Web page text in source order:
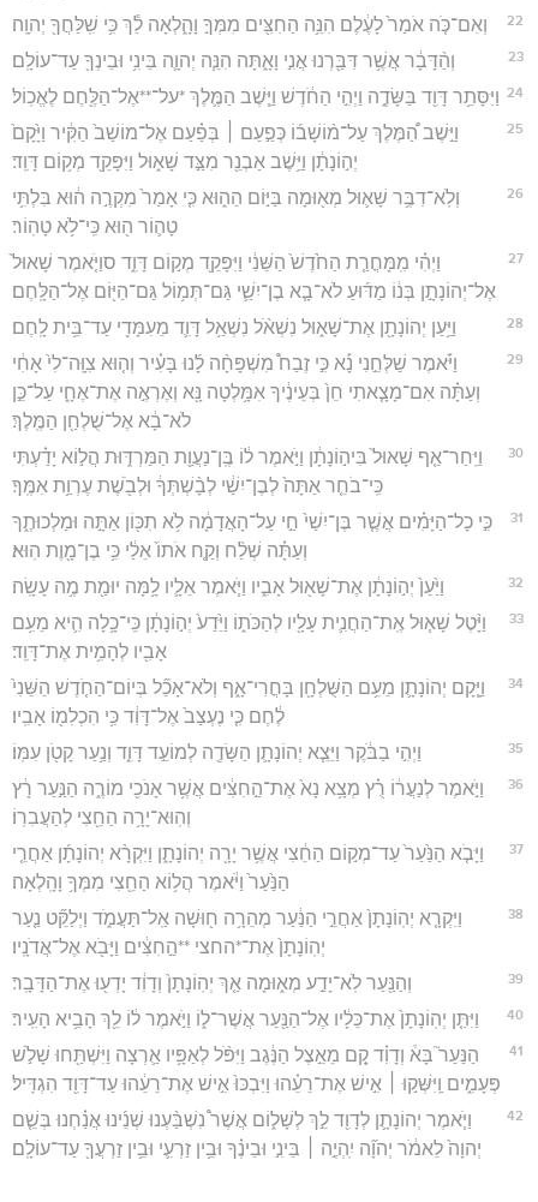
22 וְאִם־כֹּ֤ה אֹמַר֙ לָעֶ֔לֶם הִנֵּ֥ה הַחִצִּ֖ים מִמְּךָ֣ וָהָ֑לְאָה לֵ֕ךְ כִּ֥י שִֽׁלַּחֲךָ֖ יְהוָֽה׃
23 וְהַ֨דָּבָ֔ר אֲשֶׁ֥ר דִּבַּ֖רְנוּ אֲנִ֣י וָאָ֑תָּה הִנֵּ֧ה יְהוָ֛ה בֵּינִ֥י וּבֵינְךָ֖ עַד־עוֹלָֽם׃
24 וַיִּסָּתֵ֥ר דָּוִ֖ד בַּשָּׂדֶ֑ה וַיְהִ֣י הַחֹ֔דֶשׁ וַיֵּ֧שֶׁב הַמֶּ֛לֶךְ *על־**אֶל־הַלֶּ֖חֶם לֶאֱכֽוֹל׃
25
וַיֵּ֣שֶׁב הַ֠מֶּלֶךְ עַל־מ֨וֹשָׁב֜וֹ כְּפַ֣עַם ׀ בְּפַ֗עַם אֶל־מוֹשַׁב֙ הַקִּ֔יר וַיָּ֙קָם֙
יְה֣וֹנָתָ֔ן וַיֵּ֥שֶׁב אַבְנֵ֖ר מִצַּ֣ד שָׁא֑וּל וַיִּפָּקֵ֖ד מְק֥וֹם דָּוִֽד׃
26
וְלֹֽא־דִבֶּ֥ר שָׁא֛וּל מְא֖וּמָה בַּיּ֣וֹם הַה֑וּא כִּ֤י אָמַר֙ מִקְרֶ֣ה ה֔וּא בִּלְתִּ֥י
טָה֛וֹר ה֖וּא כִּֽי־לֹ֥א טָהֽוֹר׃
27
וַיְהִ֗י מִֽמָּחֳרַ֤ת הַחֹ֙דֶשׁ֙ הַשֵּׁנִ֔י וַיִּפָּקֵ֖ד מְק֣וֹם דָּוִ֑ד סוַיֹּ֤אמֶר שָׁאוּל֙
אֶל־יְהוֹנָתָ֣ן בְּנ֔וֹ מַדּ֜וּעַ לֹא־בָ֧א בֶן־יִשַׁ֛י גַּם־תְּמ֥וֹל גַּם־הַיּ֖וֹם אֶל־הַלָּֽחֶם׃
28 וַיַּ֥עַן יְהוֹנָתָ֖ן אֶת־שָׁא֑וּל נִשְׁאֹ֨ל נִשְׁאַ֥ל דָּוִ֛ד מֵעִמָּדִ֖י עַד־בֵּ֥ית לָֽחֶם׃
29
וַיֹּ֡אמֶר שַׁלְּחֵ֣נִי נָ֡א כִּ֣י זֶבַח֩ מִשְׁפָּחָ֨ה לָ֜נוּ בָּעִ֗יר וְה֤וּא צִוָּֽה־לִי֙ אָחִ֔י
וְעַתָּ֗ה אִם־מָצָ֤אתִי חֵן֙ בְּעֵינֶ֔יךָ אִמָּ֥לְטָה נָּ֖א וְאֶרְאֶ֣ה אֶת־אֶחָ֑י עַל־כֵּ֣ן
לֹא־בָ֔א אֶל־שֻׁלְחַ֖ן הַמֶּֽלֶךְ׃
30
וַיִּֽחַר־אַ֤ף שָׁאוּל֙ בִּיה֣וֹנָתָ֔ן וַיֹּ֣אמֶר ל֔וֹ בֶּֽן־נַעֲוַ֖ת הַמַּרְדּ֑וּת הֲל֣וֹא יָדַ֗עְתִּי
כִּֽי־בֹחֵ֤ר אַתָּה֙ לְבֶן־יִשַׁ֔י לְבָ֨שְׁתְּךָ֔ וּלְבֹ֖שֶׁת עֶרְוַ֥ת אִמֶּֽךָ׃
31
כִּ֣י כָל־הַיָּמִ֗ים אֲשֶׁ֤ר בֶּן־יִשַׁי֙ חַ֣י עַל־הָאֲדָמָ֔ה לֹ֥א תִכּ֖וֹן אַתָּ֣ה וּמַלְכוּתֶ֑ךָ
וְעַתָּ֗ה שְׁלַ֨ח וְקַ֤ח אֹתוֹ֙ אֵלַ֔י כִּ֥י בֶן־מָ֖וֶת הֽוּא׃
32 וַיַּ֙עַן֙ יְה֣וֹנָתָ֔ן אֶת־שָׁא֖וּל אָבִ֑יו וַיֹּ֧אמֶר אֵלָ֛יו לָ֥מָּה יוּמַ֖ת מֶ֥ה עָשָֽׂה׃
33
וַיָּ֨טֶל שָׁא֧וּל אֶֽת־הַחֲנִ֛ית עָלָ֖יו לְהַכֹּת֑וֹ וַיֵּ֙דַע֙ יְה֣וֹנָתָ֔ן כִּֽי־כָ֥לָה הִ֛יא מֵעִ֥ם
אָבִ֖יו לְהָמִ֥ית אֶת־דָּוִֽד׃
34
וַיָּ֧קָם יְהוֹנָתָ֛ן מֵעִ֥ם הַשֻּׁלְחָ֖ן בָּחֳרִי־אָ֑ף וְלֹא־אָכַ֞ל בְּיוֹם־הַחֹ֤דֶשׁ הַשֵּׁנִי֙
לֶ֔חֶם כִּ֤י נֶעְצַב֙ אֶל־דָּוִ֔ד כִּ֥י הִכְלִמ֖וֹ אָבִֽיו׃
35 וַיְהִ֣י בַבֹּ֔קֶר וַיֵּצֵ֧א יְהוֹנָתָ֛ן הַשָּׂדֶ֖ה לְמוֹעֵ֣ד דָּוִ֑ד וְנַ֥עַר קָטֹ֖ן עִמּֽוֹ׃
36
וַיֹּ֣אמֶר לְנַעֲר֔וֹ רֻ֗ץ מְצָ֥א נָא֙ אֶת־הַ֣חִצִּ֔ים אֲשֶׁ֥ר אָנֹכִ֖י מוֹרֶ֑ה הַנַּ֣עַר רָ֔ץ
וְהֽוּא־יָרָ֥ה הַחֵ֖צִי לְהַעֲבִרֽוֹ׃
37
וַיָּבֹ֤א הַנַּ֙עַר֙ עַד־מְק֣וֹם הַחֵ֔צִי אֲשֶׁ֥ר יָרָ֖ה יְהוֹנָתָ֑ן וַיִּקְרָ֨א יְהוֹנָתָ֜ן אַחֲרֵ֤י
הַנַּ֙עַר֙ וַיֹּ֔אמֶר הֲל֥וֹא הַחֵ֖צִי מִמְּךָ֥ וָהָֽלְאָה׃
38
וַיִּקְרָ֤א יְהֽוֹנָתָן֙ אַחֲרֵ֣י הַנַּ֔עַר מְהֵרָ֥ה ח֖וּשָׁה אַֽל־תַּעֲמֹ֑ד וַיְלַקֵּ֞ט נַ֤עַר
יְהֽוֹנָתָן֙ אֶת־*החצי **הַ֣חִצִּ֔ים וַיָּבֹ֖א אֶל־אֲדֹנָֽיו׃
39 וְהַנַּ֖עַר לֹֽא־יָדַ֣ע מְא֑וּמָה אַ֤ךְ יְהֽוֹנָתָן֙ וְדָוִ֔ד יָדְע֖וּ אֶת־הַדָּבָֽר׃
40 וַיִּתֵּ֤ן יְהֽוֹנָתָן֙ אֶת־כֵּלָ֔יו אֶל־הַנַּ֖עַר אֲשֶׁר־ל֑וֹ וַיֹּ֣אמֶר ל֔וֹ לֵ֖ךְ הָבֵ֥יא הָעִֽיר׃
41
הַנַּעַר֮ בָּא֒ וְדָוִ֗ד קָ֚ם מֵאֵ֣צֶל הַנֶּ֔גֶב וַיִּפֹּ֨ל לְאַפָּ֥יו אַ֛רְצָה וַיִּשְׁתַּ֖חוּ שָׁלֹ֣שׁ
פְּעָמִ֑ים וַֽיִּשְּׁק֣וּ ׀ אִ֣ישׁ אֶת־רֵעֵ֗הוּ וַיִּבְכּוּ֙ אִ֣ישׁ אֶת־רֵעֵ֔הוּ עַד־דָּוִ֖ד הִגְדִּֽיל׃
42
וַיֹּ֧אמֶר יְהוֹנָתָ֛ן לְדָוִ֖ד לֵ֣ךְ לְשָׁל֑וֹם אֲשֶׁר֩ נִשְׁבַּ֨עְנוּ שְׁנֵ֜ינוּ אֲנַ֗חְנוּ בְּשֵׁ֤ם
יְהוָה֙ לֵאמֹ֔ר יְהוָ֞ה יִֽהְיֶ֣ה ׀ בֵּינִ֣י וּבֵינֶ֗ךָ וּבֵ֥ין זַרְעִ֛י וּבֵ֥ין זַרְעֲךָ֖ עַד־עוֹלָֽם׃